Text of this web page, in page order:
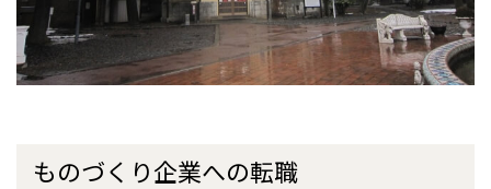
ものづくり企業への転職